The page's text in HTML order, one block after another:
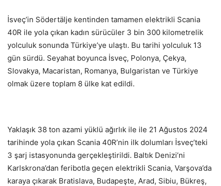
İsveç’in Södertälje kentinden tamamen elektrikli Scania
40R ile yola çıkan kadın sürücüler 3 bin 300 kilometrelik
yolculuk sonunda Türkiye’ye ulaştı. Bu tarihi yolculuk 13
gün sürdü. Seyahat boyunca İsveç, Polonya, Çekya,
Slovakya, Macaristan, Romanya, Bulgaristan ve Türkiye
olmak üzere toplam 8 ülke kat edildi.
Yaklaşık 38 ton azami yüklü ağırlık ile ile 21 Ağustos 2024
tarihinde yola çıkan Scania 40R’nin ilk dolumları İsveç’teki
3 şarj istasyonunda gerçekleştirildi. Baltık Denizi’ni
Karlskrona’dan feribotla geçen elektrikli Scania, Varşova’da
karaya çıkarak Bratislava, Budapeşte, Arad, Sibiu, Bükreş,